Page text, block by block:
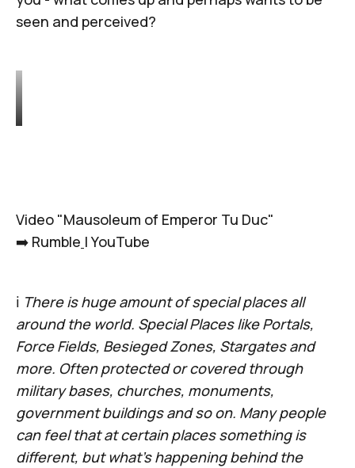
seen and perceived?
Video "Mausoleum of Emperor Tu Duc"
➡️ Rumble |YouTube
ℹ️ There is huge amount of special places all
around the world. Special Places like Portals,
Force Fields, Besieged Zones, Stargates and
more. Often protected or covered through
military bases, churches, monuments,
government buildings and so on. Many people
can feel that at certain places something is
different, but what’s happening behind the